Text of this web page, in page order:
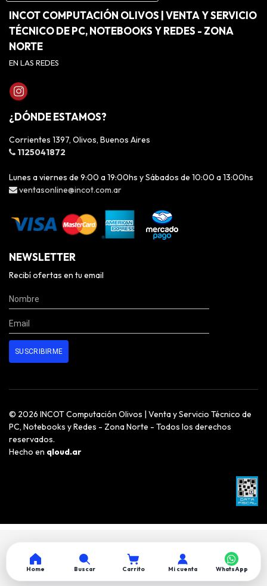
INCOT COMPUTACIÓN OLIVOS | VENTA Y SERVICIO
TÉCNICO DE PC, NOTEBOOKS Y REDES - ZONA
NORTE
EN LAS REDES
¿DÓNDE ESTAMOS?
Corrientes 1397, Olivos, Buenos Aires
1125041872
Lunes a viernes de 9:00 a 19:00hs y Sábados de 10:00 a 13:00hs
ventasonline@incot.com.ar
NEWSLETTER
Recibí ofertas en tu email
© 2026 INCOT Computación Olivos | Venta y Servicio Técnico de
PC, Notebooks y Redes - Zona Norte - Todos los derechos
reservados.
Hecho en qloud.ar
Home Buscar Carrito Mi cuenta